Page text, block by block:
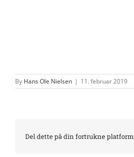
By Hans Ole Nielsen | 11. februar 2019
Del dette på din fortrukne platform